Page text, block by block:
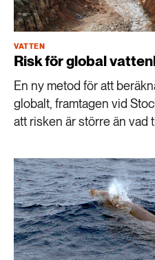
VATTEN
Risk för global
En ny metod för att
globalt, framtagen vid
att risken är större än vad